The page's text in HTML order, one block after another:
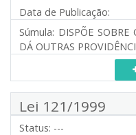
Data de Publicação:
Súmula: DISPÕE
DÁ OUTRAS
Lei 121/1999
Status: ---